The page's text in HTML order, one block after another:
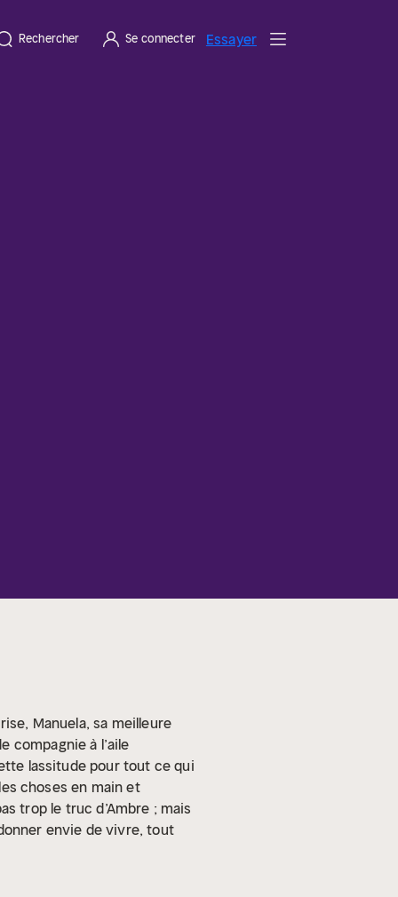
Rechercher Se connecter Essayer
Manuela, sa meilleure
compagnie à l’aile
lassitude pour tout ce qui
choses en main et
trop le truc d’Ambre ; mais
envie de vivre, tout